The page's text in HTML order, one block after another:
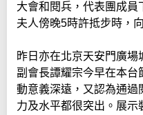
大會和閱兵，代表團成
夫人傍晚5時許抵步時，
昨日亦在北京天安門廣
副會長譚耀宗今早在本
動意義深遠，又認為通過
力及水平都很突出。展示